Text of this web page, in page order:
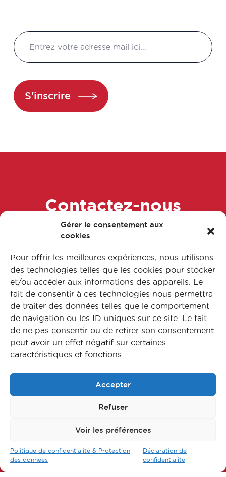
Gérer le consentement aux
cookies
Pour offrir les meilleures expériences, nous utilisons
des technologies telles que les cookies pour stocker
et/ou accéder aux informations des appareils. Le
fait de consentir à ces technologies nous permettra
de traiter des données telles que le comportement
de navigation ou les ID uniques sur ce site. Le fait
de ne pas consentir ou de retirer son consentement
peut avoir un effet négatif sur certaines
caractéristiques et fonctions.
Accepter
Refuser
Voir les préférences
Politique de confidentialité & Protection
des données
Déclaration de
confidentialité
S'inscrire
Contactez-nous
dès maintenant !
Accéder au Fomulaire
Suivez-nous sur nos réseaux